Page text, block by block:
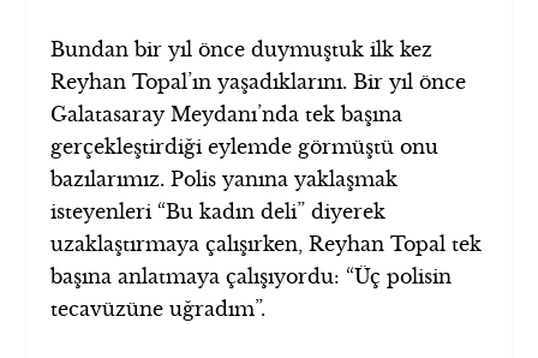
Bundan bir yıl önce duymuştuk ilk kez
Reyhan Topal’ın yaşadıklarını. Bir yıl önce
Galatasaray Meydanı’nda tek başına
gerçekleştirdiği eylemde görmüştü onu
bazılarımız. Polis yanına yaklaşmak
isteyenleri “Bu kadın deli” diyerek
uzaklaştırmaya çalışırken, Reyhan Topal tek
başına anlatmaya çalışıyordu: “Üç polisin
tecavüzüne uğradım”.